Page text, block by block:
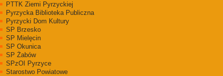
PTTK Ziemi Pyrzyckiej
Pyrzycka Biblioteka Publiczna
Pyrzycki Dom Kultury
SP Brzesko
SP Mielęcin
SP Okunica
SP Żabów
SPzOI Pyrzyce
Starostwo Powiatowe